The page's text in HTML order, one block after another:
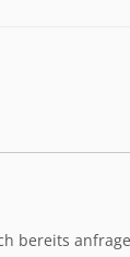
bereits